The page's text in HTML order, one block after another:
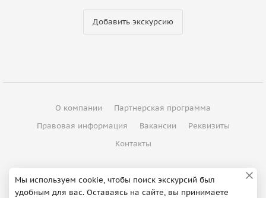
Добавить экскурсию
О компании
Партнерская программа
Правовая информация
Вакансии
Реквизиты
Контакты
© 2012 - 2026 ООО "Спутник"
Мы используем cookie, чтобы поиск экскурсий был
удобным для вас. Оставаясь на сайте, вы принимаете